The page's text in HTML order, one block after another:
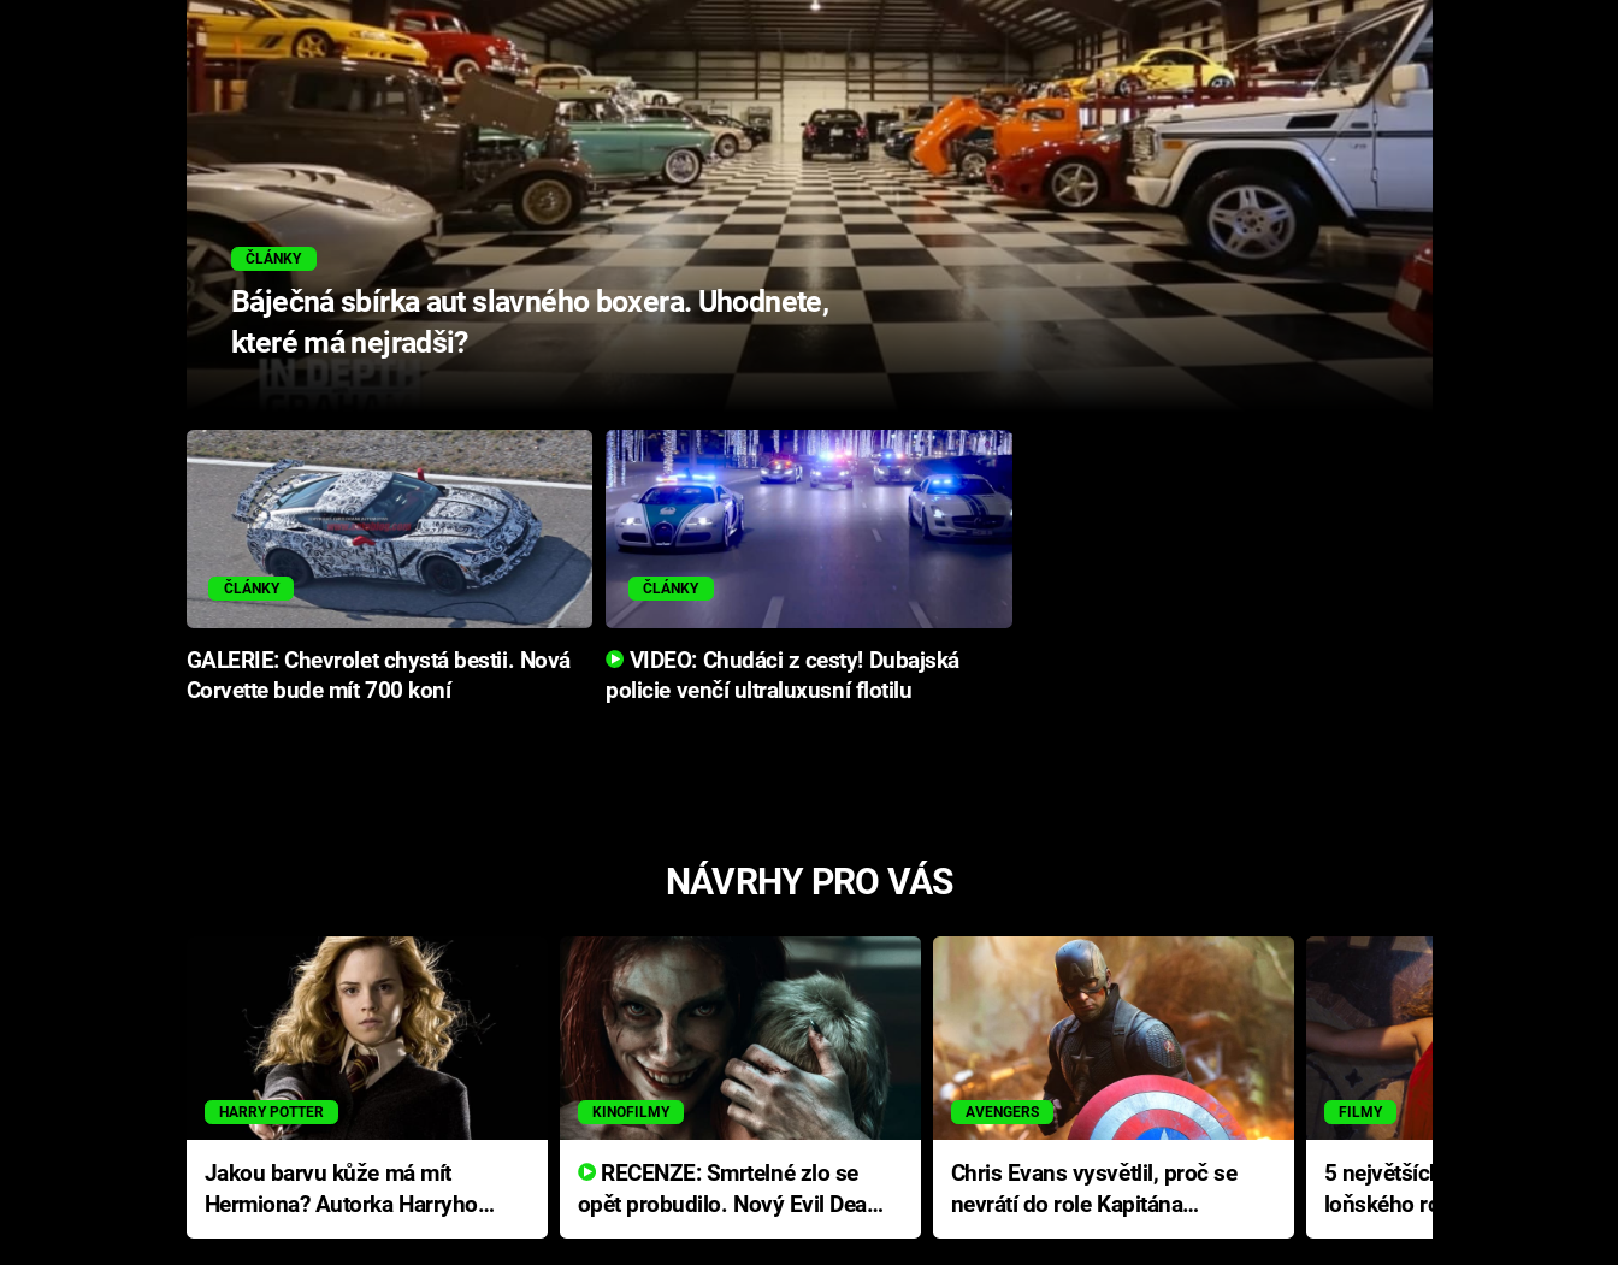
ČLÁNKY
Báječná sbírka aut slavného boxera. Uhodnete,
které má nejradši?
ČLÁNKY
GALERIE: Chevrolet chystá bestii. Nová
Corvette bude mít 700 koní
ČLÁNKY
VIDEO: Chudáci z cesty! Dubajská
policie venčí ultraluxusní flotilu
NÁVRHY PRO VÁS
HARRY POTTER
Jakou barvu kůže má mít
Hermiona? Autorka Harryho
Pottera přišla s ráznou
KINOFILMY
RECENZE: Smrtelné zlo se
opět probudilo. Nový Evil Dead
přichází s neodolatelnou
AVENGERS
Chris Evans vysvětlil, proč se
nevrátí do role Kapitána
Ameriky
FILMY
5 největších propadáků
loňského roku: Disney na
jediné katastrofě prodělal 200